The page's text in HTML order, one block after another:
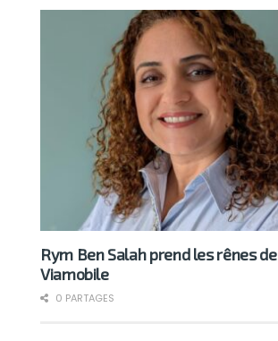
Rym Ben Salah prend les rênes de
Viamobile
0 PARTAGES